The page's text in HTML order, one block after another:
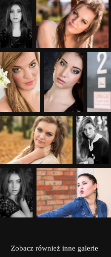
Zobacz również inne galerie